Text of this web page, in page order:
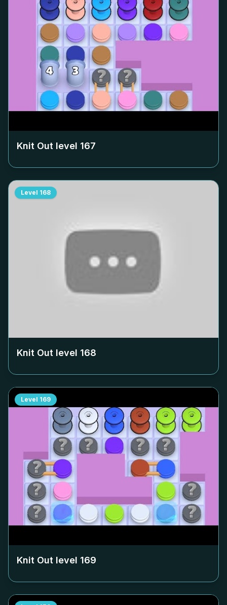
Knit Out level 167
Level 168
Knit Out level 168
Level 169
Knit Out level 169